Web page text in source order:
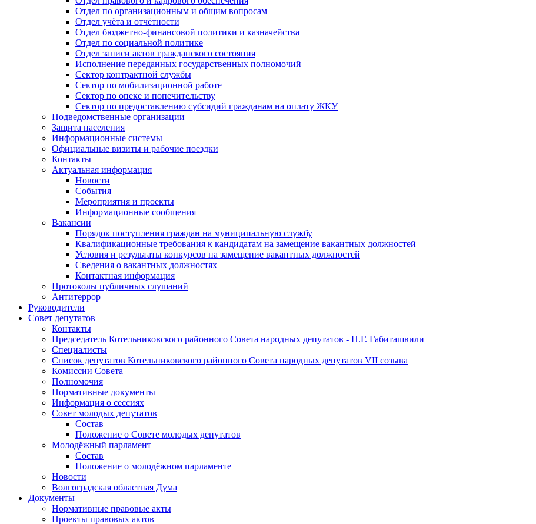
Отдел по организационным и общим вопросам
Отдел учёта и отчётности
Отдел бюджетно-финансовой политики и казначейства
Отдел по социальной политике
Отдел записи актов гражданского состояния
Исполнение переданных государственных полномочий
Сектор контрактной службы
Сектор по мобилизационной работе
Сектор по опеке и попечительству
Сектор по предоставлению субсидий гражданам на оплату ЖКУ
Подведомственные организации
Защита населения
Информационные системы
Официальные визиты и рабочие поездки
Контакты
Актуальная информация
Новости
События
Мероприятия и проекты
Информационные сообщения
Вакансии
Порядок поступления граждан на муниципальную службу
Квалификационные требования к кандидатам на замещение вакантных должностей
Условия и результаты конкурсов на замещение вакантных должностей
Сведения о вакантных должностях
Контактная информация
Протоколы публичных слушаний
Антитеррор
Руководители
Совет депутатов
Контакты
Председатель Котельниковского районного Совета народных депутатов - Н.Г. Габиташвили
Специалисты
Список депутатов Котельниковского районного Совета народных депутатов VII созыва
Комиссии Совета
Полномочия
Нормативные документы
Информация о сессиях
Совет молодых депутатов
Состав
Положение о Совете молодых депутатов
Молодёжный парламент
Состав
Положение о молодёжном парламенте
Новости
Волгоградская областная Дума
Документы
Нормативные правовые акты
Проекты правовых актов